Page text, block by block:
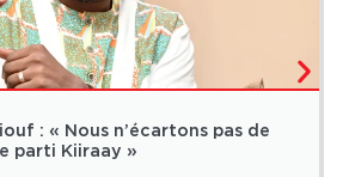
: « Nous n’écartons pas de
parti Kiiraay »